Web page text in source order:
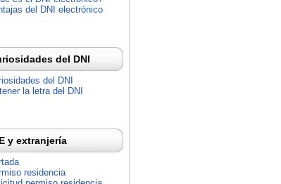
del DNI electrónico
del DNI
del DNI
la letra del DNI
y extranjería
residencia